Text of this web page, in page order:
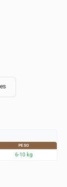
PESO
6-10 kg